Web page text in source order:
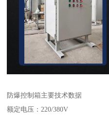
防爆控制箱主要技术数据
额定电压：220/380V